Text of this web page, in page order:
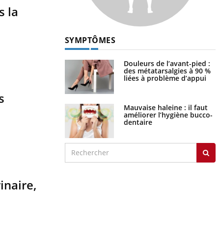
la
SYMPTÔMES
Douleurs de l’avant-pied :
des métatarsalgies à 90 %
liées à problème d’appui
Mauvaise haleine : il faut
améliorer l’hygiène bucco-
dentaire